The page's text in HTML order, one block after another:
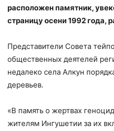
расположен памятник,
страницу осени 1992 года,
Представители Совета
общественных деятелей
недалеко села Алкун
деревьев.
«В память о жертвах
жителям Ингушетии за их